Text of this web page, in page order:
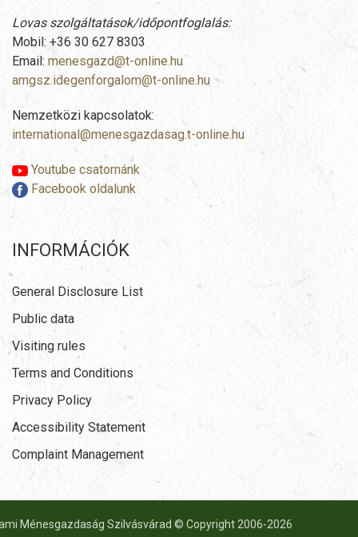
Lovas szolgáltatások/időpontfoglalás:
Mobil: +36 30 627 8303
Email: menesgazd@t-online.hu
amgsz.idegenforgalom@t-online.hu
Nemzetközi kapcsolatok:
international@menesgazdasag.t-online.hu
Youtube csatornánk
Facebook oldalunk
INFORMÁCIÓK
General Disclosure List
Public data
Visiting rules
Terms and Conditions
Privacy Policy
Accessibility Statement
Complaint Management
Ménesgazdaság Szilvásvárad © Copyright 2006-2026